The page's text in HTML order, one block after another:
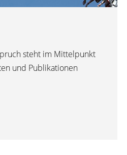
steht im Mittelpunkt
und Publikationen